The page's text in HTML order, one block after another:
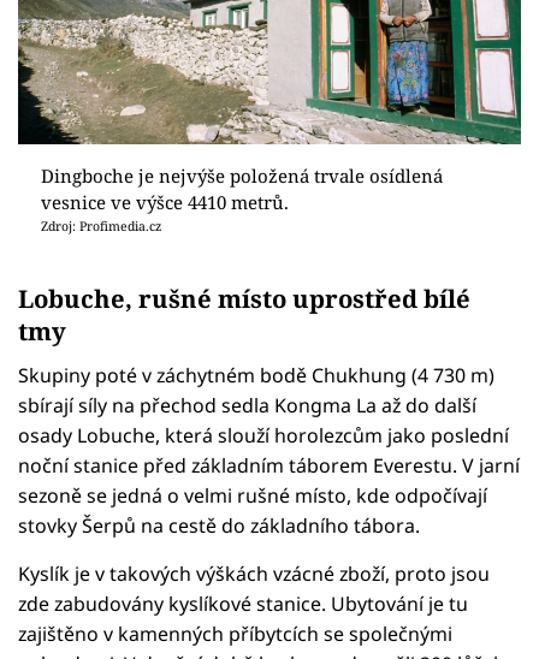
Dingboche je nejvýše položená trvale osídlená
vesnice ve výšce 4410 metrů.
Zdroj: Profimedia.cz
Lobuche, rušné místo uprostřed bílé
tmy
Skupiny poté v záchytném bodě Chukhung (4 730 m)
sbírají síly na přechod sedla Kongma La až do další
osady Lobuche, která slouží horolezcům jako poslední
noční stanice před základním táborem Everestu. V jarní
sezoně se jedná o velmi rušné místo, kde odpočívají
stovky Šerpů na cestě do základního tábora.
Kyslík je v takových výškách vzácné zboží, proto jsou
zde zabudovány kyslíkové stanice. Ubytování je tu
zajištěno v kamenných příbytcích se společnými